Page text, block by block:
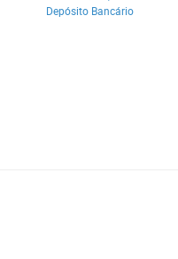
Depósito Bancário